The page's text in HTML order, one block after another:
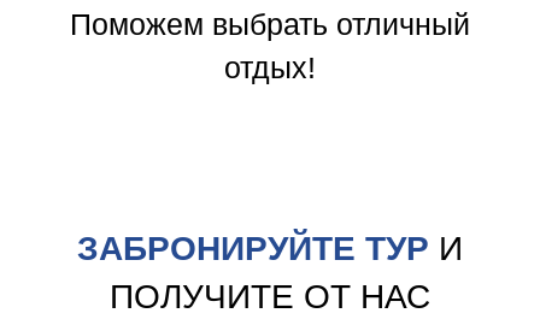
Поможем выбрать отличный
отдых!
ЗАБРОНИРУЙТЕ ТУР И
ПОЛУЧИТЕ ОТ НАС